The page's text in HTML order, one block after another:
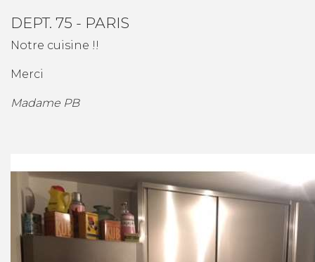
DEPT. 75 - PARIS
Notre cuisine !!
Merci
Madame PB